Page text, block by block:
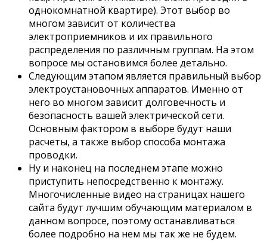
однокомнатной квартире). Этот выбор во
многом зависит от количества
электроприемников и их правильного
распределения по различным группам. На этом
вопросе мы остановимся более детально.
Следующим этапом является правильный выбор
электроустановочных аппаратов. Именно от
него во многом зависит долговечность и
безопасность вашей электрической сети.
Основным фактором в выборе будут наши
расчеты, а также выбор способа монтажа
проводки.
Ну и наконец на последнем этапе можно
приступить непосредственно к монтажу.
Многочисленные видео на страницах нашего
сайта будут лучшим обучающим материалом в
данном вопросе, поэтому останавливаться
более подробно на нем мы так же не будем.